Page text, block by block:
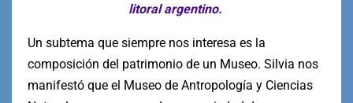
litoral argentino.
Un subtema que siempre nos interesa es la
composición del patrimonio de un Museo. Silvia nos
manifestó que el Museo de Antropología y Ciencias